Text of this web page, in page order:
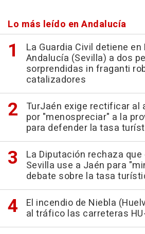
Lo más leído en Andalucía
La Guardia Civil detiene
Andalucía (Sevilla) a dos
sorprendidas in fraganti
catalizadores
TurJaén exige rectificar al
por "menospreciar" a la
para defender la tasa
La Diputación rechaza
Sevilla use a Jaén para
debate sobre la tasa
El incendio de Niebla
al tráfico las carreteras